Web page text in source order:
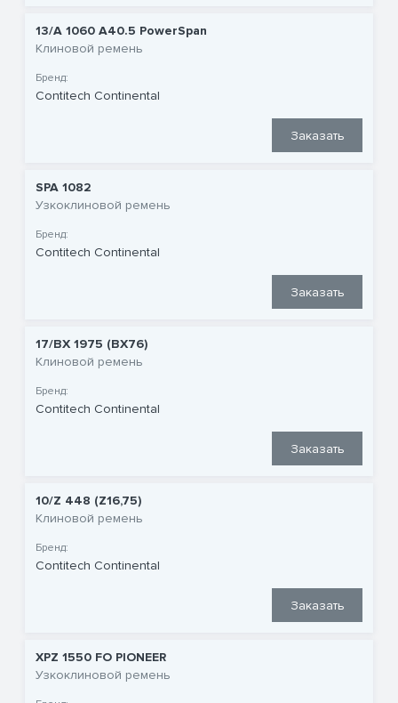
13/A 1060 A40.5 PowerSpan
Клиновой ремень
Бренд:
Contitech Continental
Заказать
SPA 1082
Узкоклиновой ремень
Бренд:
Contitech Continental
Заказать
17/BX 1975 (BX76)
Клиновой ремень
Бренд:
Contitech Continental
Заказать
10/Z 448 (Z16,75)
Клиновой ремень
Бренд:
Contitech Continental
Заказать
XPZ 1550 FO PIONEER
Узкоклиновой ремень